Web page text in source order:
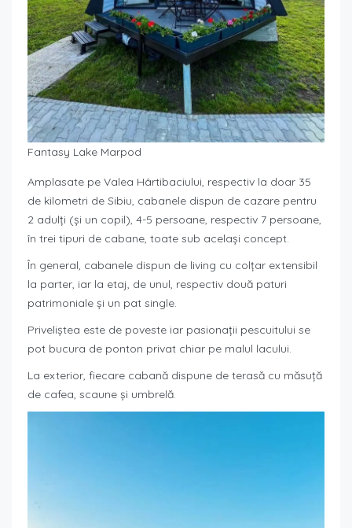
Fantasy Lake Marpod
Amplasate pe Valea Hârtibaciului, respectiv la doar 35
de kilometri de Sibiu, cabanele dispun de cazare pentru
2 adulți (și un copil), 4-5 persoane, respectiv 7 persoane,
în trei tipuri de cabane, toate sub același concept.
În general, cabanele dispun de living cu colțar extensibil
la parter, iar la etaj, de unul, respectiv două paturi
patrimoniale și un pat single.
Priveliștea este de poveste iar pasionații pescuitului se
pot bucura de ponton privat chiar pe malul lacului.
La exterior, fiecare cabană dispune de terasă cu măsuță
de cafea, scaune și umbrelă.